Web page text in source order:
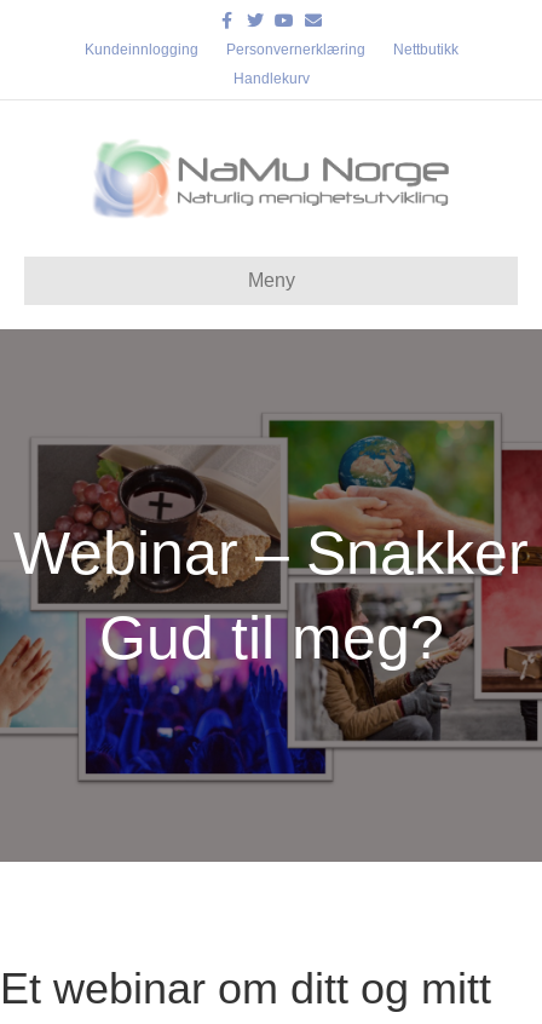
Facebook
TwitterYoutube
Email
Kundeinnlogging Personvernerklæring
Nettbutikk
Handlekurv
Meny
Webinar – Snakker
Gud til meg?
Et webinar om ditt og mitt